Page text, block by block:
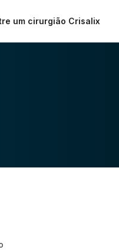
um cirurgião Crisalix